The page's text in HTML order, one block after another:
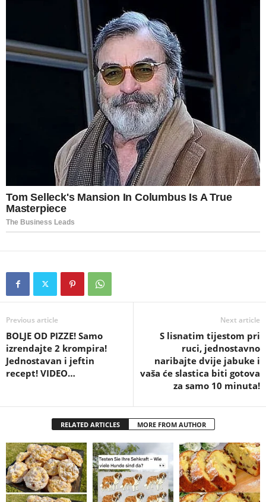
Previous article
BOLJE OD PIZZE! Samo
izrendajte 2 krompira!
Jednostavan i jeftin
recept! VIDEO…
Next article
S lisnatim tijestom pri
ruci, jednostavno
naribajte dvije jabuke i
vaša će slastica biti gotova
za samo 10 minuta!
RELATED ARTICLES MORE FROM AUTHOR